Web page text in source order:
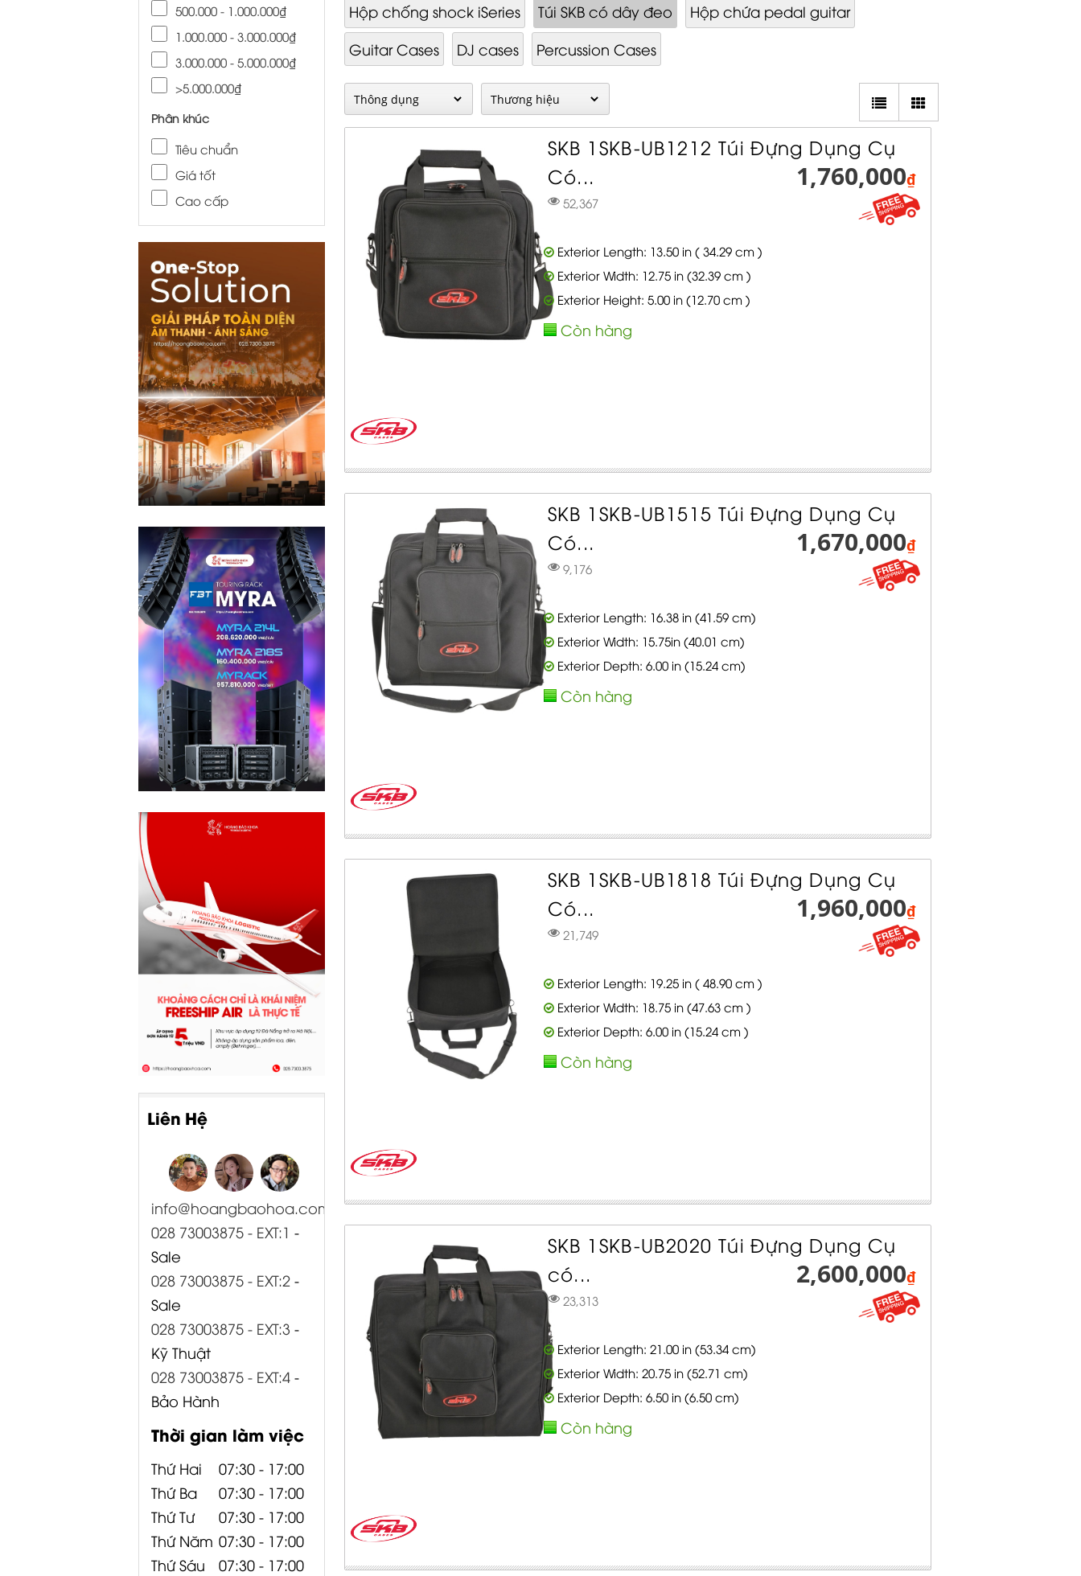
500.000 - 1.000.000₫
1.000.000 - 3.000.000₫
3.000.000 - 5.000.000₫
>5.000.000₫
Phân khúc
Tiêu chuẩn
Giá tốt
Cao cấp
Liên Hệ
info@hoangbaohoa.com
028 73003875 - EXT:1 -
Sale
028 73003875 - EXT:2 -
Sale
028 73003875 - EXT:3 -
Kỹ Thuật
028 73003875 - EXT:4 -
Bảo Hành
Thời gian làm việc
Thứ Hai
07:30 - 17:00
Thứ Ba
07:30 - 17:00
Thứ Tư
07:30 - 17:00
Thứ Năm 07:30 - 17:00
Thứ Sáu
07:30 - 17:00
Hộp chống shock iSeries
Túi SKB có dây đeo
Hộp chứa pedal guitar
Guitar Cases
DJ cases Percussion Cases
SKB 1SKB-UB1212 Túi Đựng Dụng Cụ
Có...
52,367
1,760,000₫
Exterior Length: 13.50 in ( 34.29 cm )
Exterior Width: 12.75 in (32.39 cm )
Exterior Height: 5.00 in (12.70 cm )
Còn hàng
SKB 1SKB-UB1515 Túi Đựng Dụng Cụ
Có...
9,176
1,670,000₫
Exterior Length: 16.38 in (41.59 cm)
Exterior Width: 15.75in (40.01 cm)
Exterior Depth: 6.00 in (15.24 cm)
Còn hàng
SKB 1SKB-UB1818 Túi Đựng Dụng Cụ
Có...
21,749
1,960,000₫
Exterior Length: 19.25 in ( 48.90 cm )
Exterior Width: 18.75 in (47.63 cm )
Exterior Depth: 6.00 in (15.24 cm )
Còn hàng
SKB 1SKB-UB2020 Túi Đựng Dụng Cụ
có...
23,313
2,600,000₫
Exterior Length: 21.00 in (53.34 cm)
Exterior Width: 20.75 in (52.71 cm)
Exterior Depth: 6.50 in (6.50 cm)
Còn hàng